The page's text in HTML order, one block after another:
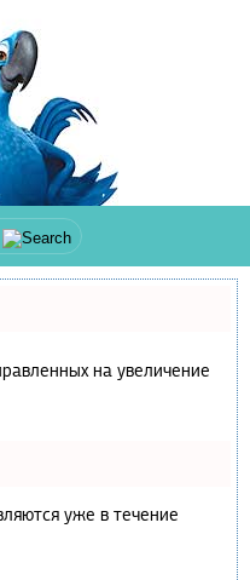
на увеличение
уже в течение